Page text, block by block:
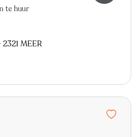
te huur
MEER